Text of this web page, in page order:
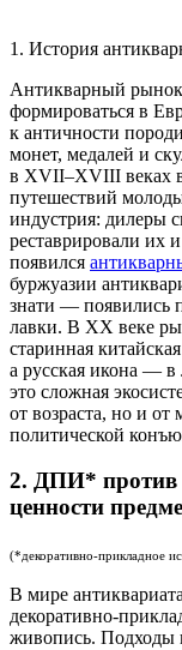
1. История
Антикварный
формироваться в
к античности
монет, медалей и
в XVII–XVIII веках
путешествий
индустрия: дилеры
реставрировали их
появился
буржуазии
знати — появились
лавки. В XX веке
старинная
а русская икона —
это сложная
от возраста, но и
политической
2. ДПИ* против
ценности
(*декоративно-прикладное
В мире
декоративно-
живопись. Подходы